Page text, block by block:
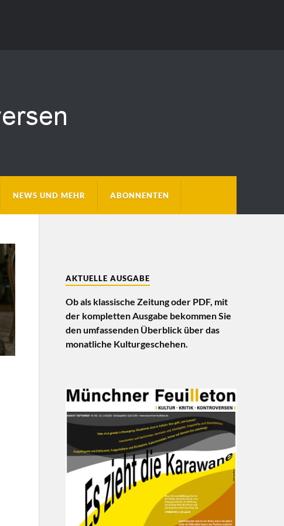
NEWS UND MEHR ABONNENTEN
AKTUELLE AUSGABE
Ob als klassische Zeitung oder PDF, mit
der kompletten Ausgabe bekommen Sie
den umfassenden Überblick über das
monatliche Kulturgeschehen.